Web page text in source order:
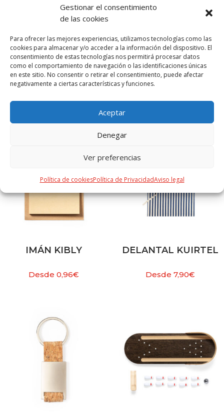
Gestionar el consentimiento
de las cookies
Para ofrecer las mejores experiencias, utilizamos tecnologías como las
cookies para almacenar y/o acceder a la información del dispositivo. El
consentimiento de estas tecnologías nos permitirá procesar datos
como el comportamiento de navegación o las identificaciones únicas
en este sitio. No consentir o retirar el consentimiento, puede afectar
negativamente a ciertas características y funciones.
Aceptar
Denegar
Ver preferencias
Política de cookiesPolítica de PrivacidadAviso legal
S/T
PRODUCTOS RELACIONADOS
IMÁN KIBLY
Desde0,96€
DELANTAL KUIRTEL
Desde 7,90€